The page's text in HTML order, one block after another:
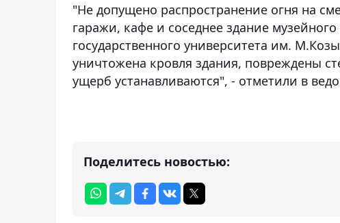
"Не допущено распространение огня на
гаражи, кафе и соседнее здание
государственного университета им.
уничтожена кровля здания, повреждены
ущерб устанавливаются", - отметили в
Поделитесь новостью: